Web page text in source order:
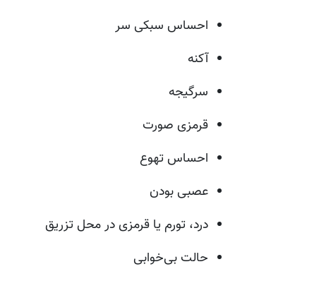
احساس سبکی سر
آکنه
سرگیجه
قرمزی صورت
احساس تهوع
عصبی بودن
درد، تورم یا قرمزی در محل تزریق
حالت بی‌خوابی